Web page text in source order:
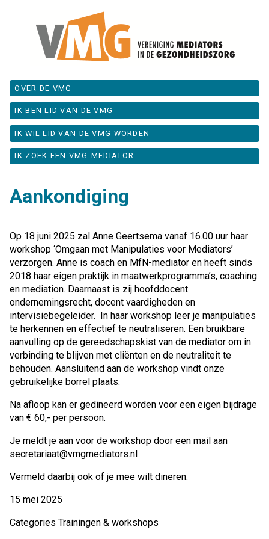
OVER DE VMG
IK BEN LID VAN DE VMG
IK WIL LID VAN DE VMG WORDEN
IK ZOEK EEN VMG-MEDIATOR
Aankondiging
Op 18 juni 2025 zal Anne Geertsema vanaf 16.00 uur haar
workshop ‘Omgaan met Manipulaties voor Mediators’
verzorgen. Anne is coach en MfN-mediator en heeft sinds
2018 haar eigen praktijk in maatwerkprogramma’s, coaching
en mediation. Daarnaast is zij hoofddocent
ondernemingsrecht, docent vaardigheden en
intervisiebegeleider. In haar workshop leer je manipulaties
te herkennen en effectief te neutraliseren. Een bruikbare
aanvulling op de gereedschapskist van de mediator om in
verbinding te blijven met cliënten en de neutraliteit te
behouden. Aansluitend aan de workshop vindt onze
gebruikelijke borrel plaats.
Na afloop kan er gedineerd worden voor een eigen bijdrage
van € 60,- per persoon.
Je meldt je aan voor de workshop door een mail aan
secretariaat@vmgmediators.nl
Vermeld daarbij ook of je mee wilt dineren.
15 mei 2025
Categories Trainingen & workshops